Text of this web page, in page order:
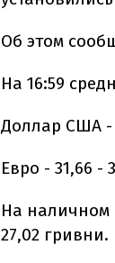
Об этом
На 16:59
Доллар США -
Евро - 31,66 -
На наличном
27,02